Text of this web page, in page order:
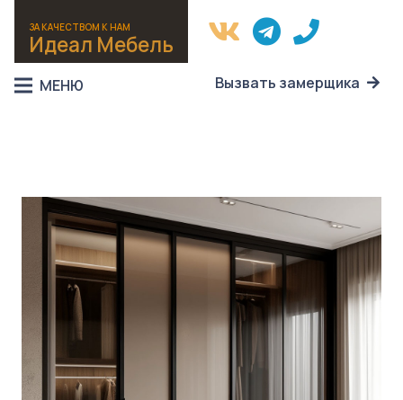
ЗА КАЧЕСТВОМ К НАМ
Идеал Мебель
МЕНЮ Вызвать замерщика